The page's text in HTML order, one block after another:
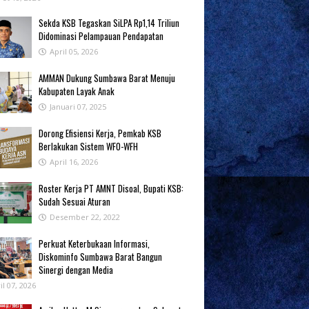
Sekda KSB Tegaskan SiLPA Rp1,14 Triliun
Didominasi Pelampauan Pendapatan
April 05, 2026
AMMAN Dukung Sumbawa Barat Menuju
Kabupaten Layak Anak
Januari 07, 2025
‎Dorong Efisiensi Kerja, Pemkab KSB
Berlakukan Sistem WFO-WFH ‎
April 16, 2026
Roster Kerja PT AMNT Disoal, Bupati KSB:
Sudah Sesuai Aturan
Desember 22, 2022
Perkuat Keterbukaan Informasi,
Diskominfo Sumbawa Barat Bangun
Sinergi dengan Media
07, 2026